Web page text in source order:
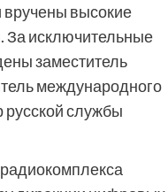
высокие
За исключительные
заместитель
международного
службы